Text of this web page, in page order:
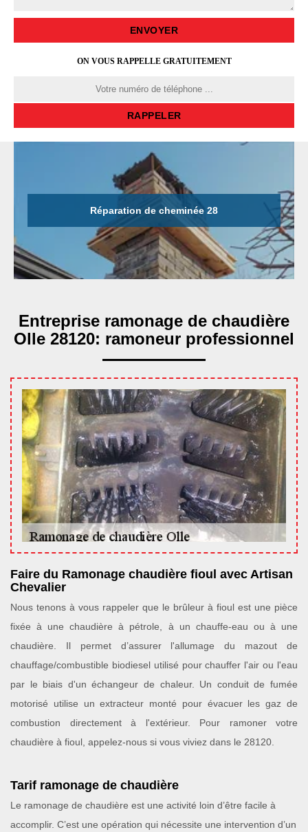
ON VOUS RAPPELLE GRATUITEMENT
Réparation de cheminée 28
Entreprise ramonage de chaudière
Olle 28120: ramoneur professionnel
Faire du Ramonage chaudière fioul avec Artisan
Chevalier
Nous tenons à vous rappeler que le brûleur à fioul est une pièce
fixée à une chaudière à pétrole, à un chauffe-eau ou à une
chaudière. Il permet d’assurer l'allumage du mazout de
chauffage/combustible biodiesel utilisé pour chauffer l'air ou l'eau
par le biais d'un échangeur de chaleur. Un conduit de fumée
motorisé utilise un extracteur monté pour évacuer les gaz de
combustion directement à l'extérieur. Pour ramoner votre
chaudière à fioul, appelez-nous si vous viviez dans le 28120.
Tarif ramonage de chaudière
Le ramonage de chaudière est une activité loin d’être facile à
accomplir. C’est une opération qui nécessite une intervention d’un